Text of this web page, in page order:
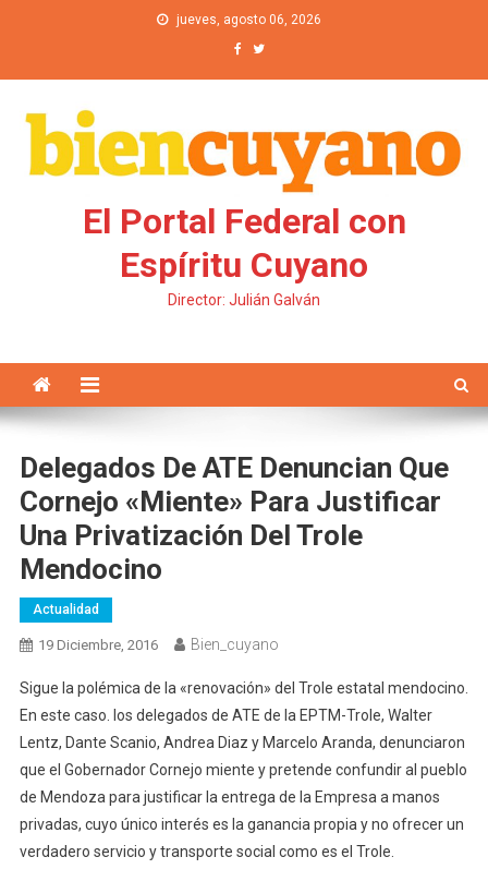
jueves, agosto 06, 2026
El Portal Federal con
Espíritu Cuyano
Director: Julián Galván
Delegados De ATE Denuncian Que
Cornejo «miente» Para Justificar
Una Privatización Del Trole
Mendocino
Actualidad
19 Diciembre, 2016 Bien_cuyano
Sigue la polémica de la «renovación» del Trole estatal mendocino.
En este caso. los delegados de ATE de la EPTM-Trole, Walter
Lentz, Dante Scanio, Andrea Diaz y Marcelo Aranda, denunciaron
que el Gobernador Cornejo miente y pretende confundir al pueblo
de Mendoza para justificar la entrega de la Empresa a manos
privadas, cuyo único interés es la ganancia propia y no ofrecer un
verdadero servicio y transporte social como es el Trole.